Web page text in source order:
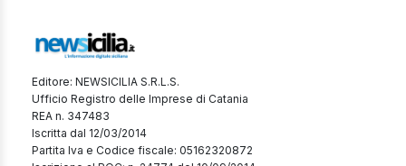
Editore: NEWSICILIA S.R.L.S.
Ufficio Registro delle Imprese di Catania
REA n. 347483
Iscritta dal 12/03/2014
Partita Iva e Codice fiscale: 05162320872